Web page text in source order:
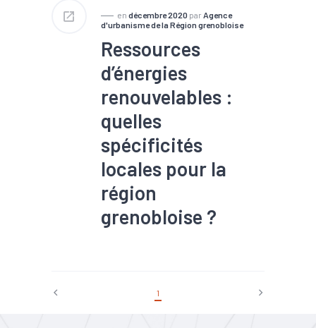
en décembre 2020 par Agence
d'urbanisme de la Région grenobloise
Ressources
d’énergies
renouvelables :
quelles
spécificités
locales pour la
région
grenobloise ?
#Energies renouvelables
#Hydroélectricité
#Hydrogène
1